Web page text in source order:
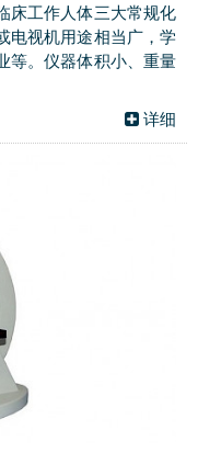
床工作人体三大常规化
电视机用途相当广，学
等。仪器体积小、重量
详细